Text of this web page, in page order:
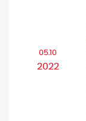
05.10
2022